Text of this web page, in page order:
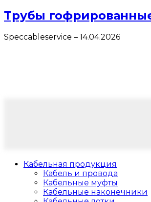
Трубы
Speccableservice – 14.04.2026
Кабельная продукция
Кабель и провода
Кабельные муфты
Кабельные наконечники